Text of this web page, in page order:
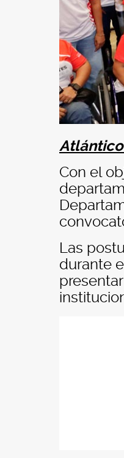
Con el
Las
durante